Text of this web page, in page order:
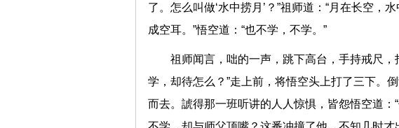
了。怎么叫做‘水中捞月’？”祖师道：“月在长空，
成空耳。”悟空道：“也不学，不学。”
祖师闻言，咄的一声，跳下高台，手持戒尺
学，却待怎么？”走上前，将悟空头上打了三下。
而去。諕得那一班听讲的人人惊惧，皆怨悟空道